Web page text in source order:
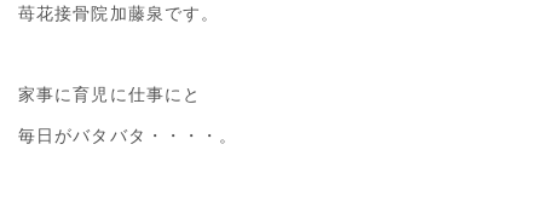
苺花接骨院加藤泉です。
家事に育児に仕事にと
毎日がバタバタ・・・・。